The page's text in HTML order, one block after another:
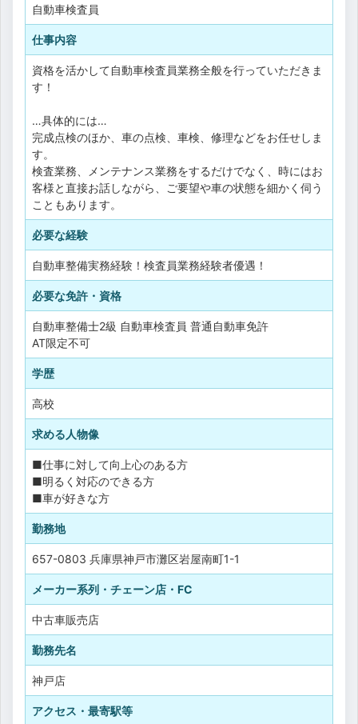
自動車検査員
仕事内容
資格を活かして自動車検査員業務全般を行っていただきま
す！
…具体的には…
完成点検のほか、車の点検、車検、修理などをお任せしま
す。
検査業務、メンテナンス業務をするだけでなく、時にはお
客様と直接お話しながら、ご要望や車の状態を細かく伺う
こともあります。
必要な経験
自動車整備実務経験！検査員業務経験者優遇！
必要な免許・資格
自動車整備士2級 自動車検査員 普通自動車免許
AT限定不可
学歴
高校
求める人物像
■仕事に対して向上心のある方
■明るく対応のできる方
■車が好きな方
勤務地
657-0803 兵庫県神戸市灘区岩屋南町1-1
メーカー系列・チェーン店・FC
中古車販売店
勤務先名
神戸店
アクセス・最寄駅等